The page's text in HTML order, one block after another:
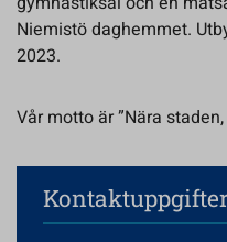
Niemistö daghemmet.
2023.
Vår motto är ”Nära